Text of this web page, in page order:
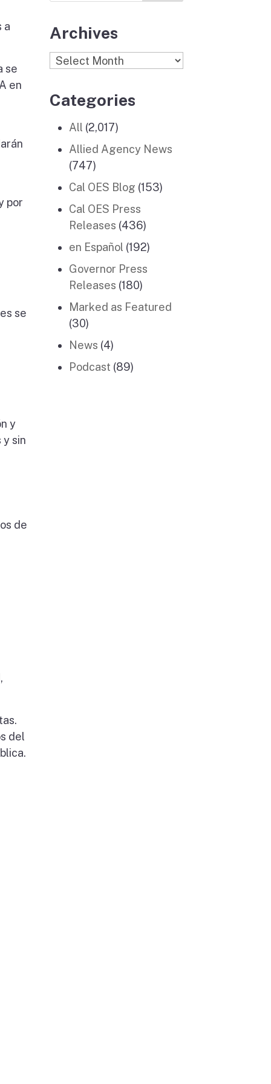
a
se
en
por
se
y
sin
de
del
Archives
Archives
Categories
All (2,017)
Allied Agency News
(747)
Cal OES Blog (153)
Cal OES Press
Releases (436)
en Español (192)
Governor Press
Releases (180)
Marked as Featured
(30)
News (4)
Podcast (89)